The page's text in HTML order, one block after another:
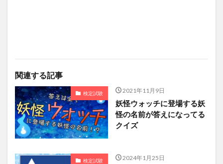
関連する記事
検定試験 2021年11月9日
妖怪ウォッチに登場する妖
怪の名前が答えになってる
クイズ
検定試験 2024年1月25日